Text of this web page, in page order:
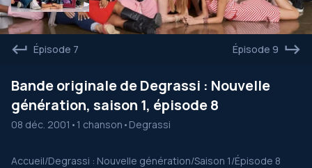
Épisode 7 Épisode 9
Bande originale de Degrassi : Nouvelle
génération, saison 1, épisode 8
08 déc. 2001 • 1 chanson • Degrassi
Accueil/Degrassi : Nouvelle génération/Saison 1/Épisode 8